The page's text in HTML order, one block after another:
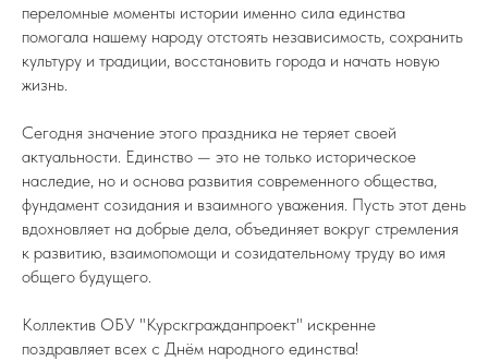
переломные моменты истории именно сила единства
помогала нашему народу отстоять независимость, сохранить
культуру и традиции, восстановить города и начать новую
жизнь.
Сегодня значение этого праздника не теряет своей
актуальности. Единство — это не только историческое
наследие, но и основа развития современного общества,
фундамент созидания и взаимного уважения. Пусть этот день
вдохновляет на добрые дела, объединяет вокруг стремления
к развитию, взаимопомощи и созидательному труду во имя
общего будущего.
Коллектив ОБУ "Курскгражданпроект" искренне
поздравляет всех с Днём народного единства!